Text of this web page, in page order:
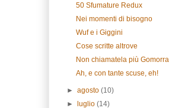
50 Sfumature Redux
Nei momenti di bisogno
Wuf e i Giggini
Cose scritte altrove
Non chiamatela più Gomorra
Ah, e con tante scuse, eh!
►agosto(10)
►luglio(14)